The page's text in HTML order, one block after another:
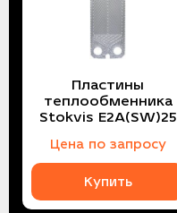
Пластины
теплообменника
Stokvis E2A(SW)25
Цена по запросу
Купить